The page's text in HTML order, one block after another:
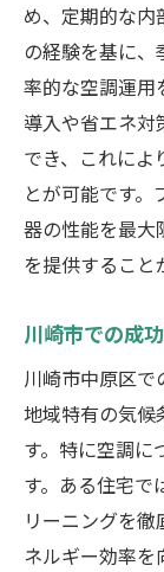
め、定期的な内
の経験を基に
率的な空調運用
導入や省エネ対
でき、これによ
とが可能です
器の性能を最大
を提供すること
川崎市での成
川崎市中原区で
地域特有の気候
す。特に空調に
す。ある住宅で
リーニングを
ネルギー効率を